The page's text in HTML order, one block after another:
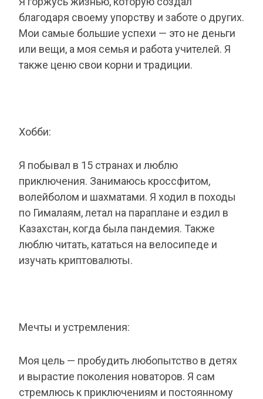
благодаря своему упорству и заботе о других.
Мои самые большие успехи — это не деньги
или вещи, а моя семья и работа учителей. Я
также ценю свои корни и традиции.
Хобби:
Я побывал в 15 странах и люблю
приключения. Занимаюсь кроссфитом,
волейболом и шахматами. Я ходил в походы
по Гималаям, летал на параплане и ездил в
Казахстан, когда была пандемия. Также
люблю читать, кататься на велосипеде и
изучать криптовалюты.
Мечты и устремления:
Моя цель — пробудить любопытство в детях
и вырастие поколения новаторов. Я сам
стремлюсь к приключениям и постоянному